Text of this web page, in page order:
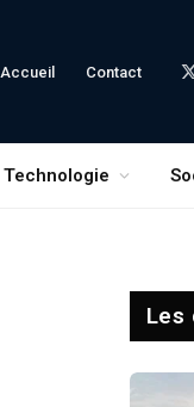
Accueil Contact
Technologie
Les